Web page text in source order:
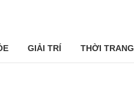
GIẢI TRÍ THỜI TRANG